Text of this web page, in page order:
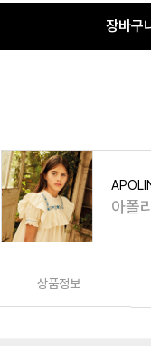
장바구니
아폴
상품정보